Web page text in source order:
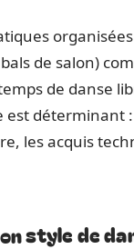
de salon)
de danse
est déterminant
les acquis
style de